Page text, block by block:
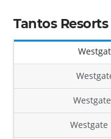
Tantos
Westgate